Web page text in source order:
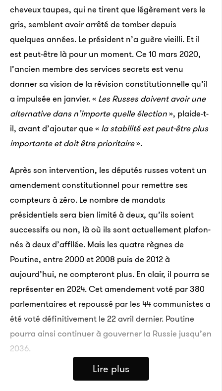
cheveux taupes, qui ne tirent que légèrement vers le
gris, semblent avoir arrêté de tomber depuis
quelques années. Le président n’a guère vieilli. Et il
est peut-être là pour un moment. Ce 10 mars 2020,
l’ancien membre des services secrets est venu
donner sa vision de la révision constitutionnelle qu’il
a impulsée en janvier. « Les Russes doivent avoir une
alter­na­tive dans n’im­porte quelle élec­tion», plaide-t-
il, avant d’ajou­ter que « la stabi­lité est peut-être plus
impor­tante et doit être prio­ri­taire».
Après son intervention, les députés russes votent un
amendement constitutionnel pour remettre ses
compteurs à zéro. Le nombre de mandats
présidentiels sera bien limité à deux, qu’ils soient
succes­sifs ou non, là où ils sont actuel­le­ment plafon­
nés à deux d’af­fi­lée. Mais les quatre règnes de
Poutine, entre 2000 et 2008 puis de 2012 à
aujourd’hui, ne compteront plus. En clair, il pourra se
représenter en 2024. Cet amendement voté par 380
parlementaires et repoussé par les 44 communistes a
été voté définitivement le 22 avril dernier. Poutine
pourra ainsi continuer à gouverner la Russie jusqu’en
2036.
•
Lire plus